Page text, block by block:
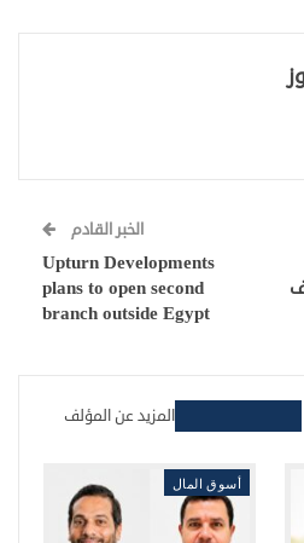
ألف
الخبر القادم
Upturn Developments
plans to open second
branch outside Egypt
المزيد عن المؤلف
أسوق المال